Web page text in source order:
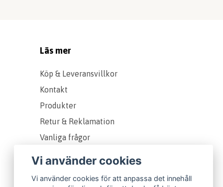
Läs mer
Köp & Leveransvillkor
Kontakt
Produkter
Retur & Reklamation
Vanliga frågor
Storleks & Kvalitetsguide
Vi använder cookies
Vi använder cookies för att anpassa det innehåll